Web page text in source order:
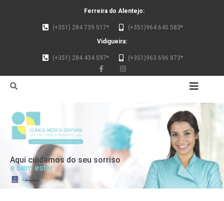
Ferreira do Alentejo:
(+351) 284 739 517*
(+351)964 645 583*
Vidigueira:
(+351) 284 434 597* (+351)963 696 873*
Aqui cuidamos do seu sorriso
e bem estar